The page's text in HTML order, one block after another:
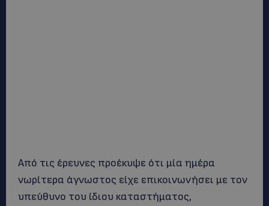
Από τις έρευνες προέκυψε ότι μία ημέρα
νωρίτερα άγνωστος είχε επικοινωνήσει με τον
υπεύθυνο του ίδιου καταστήματος,